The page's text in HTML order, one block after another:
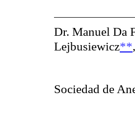
Dr. Manuel Da
Lejbusiewicz**,
Sociedad de